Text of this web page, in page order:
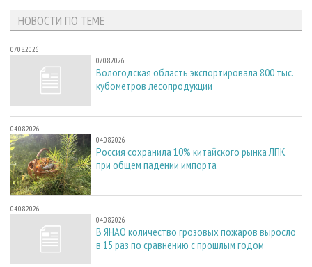
НОВОСТИ ПО ТЕМЕ
07.08.2026
07.08.2026
Вологодская область экспортировала 800 тыс.
кубометров лесопродукции
04.08.2026
04.08.2026
Россия сохранила 10% китайского рынка ЛПК
при общем падении импорта
04.08.2026
04.08.2026
В ЯНАО количество грозовых пожаров выросло
в 15 раз по сравнению с прошлым годом